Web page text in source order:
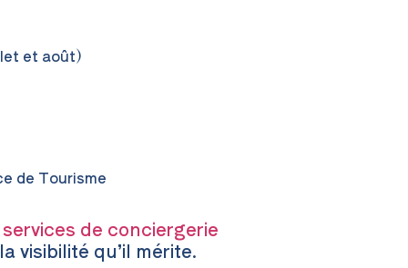
et août)
de Tourisme
de conciergerie
visibilité qu’il mérite.